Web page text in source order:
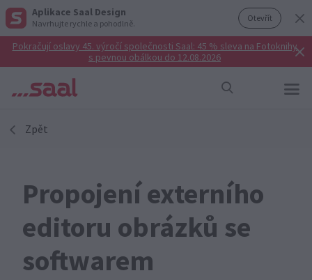
Aplikace Saal Design
Navrhujte rychle a pohodlně. Otevřít
Pokračují oslavy 45. výročí společnosti Saal: 45 % sleva na Fotoknihy
s pevnou obálkou do 12.08.2026
Zpět
Propojení externího
editoru obrázků se
softwarem